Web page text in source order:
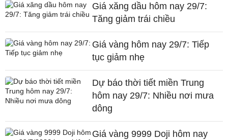
Giá xăng dầu hôm nay 29/7:
Tăng giảm trái chiều
Giá vàng hôm nay 29/7: Tiếp
tục giảm nhẹ
Dự báo thời tiết miền Trung
hôm nay 29/7: Nhiều nơi mưa
dông
Giá vàng 9999 Doji hôm nay